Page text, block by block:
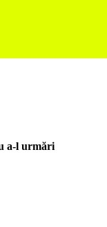
a-l urmări